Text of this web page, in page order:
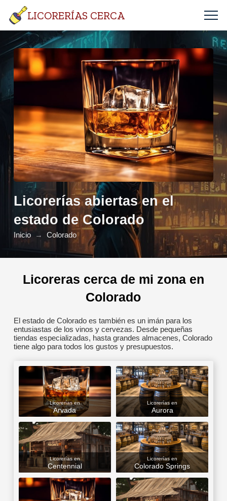
LICORERÍAS CERCA
Licorerías abiertas en el
estado de Colorado
Inicio → Colorado
Licoreras cerca de mi zona en
Colorado
El estado de Colorado es también es un imán para los
entusiastas de los vinos y cervezas. Desde pequeñas
tiendas especializadas, hasta grandes almacenes, Colorado
tiene algo para todos los gustos y presupuestos.
Licorerías en
Arvada
Licorerías en
Aurora
Licorerías en
Centennial
Licorerías en
Colorado Springs